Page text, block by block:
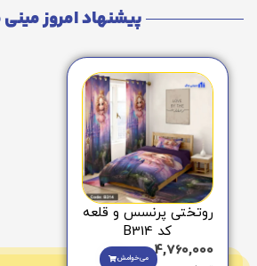
پیشنهاد امروز
روتختی پرنسس و قلعه
کد B314
4,760,000 می‌خوامش